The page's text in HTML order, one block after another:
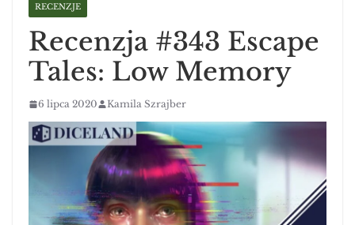
RECENZJE
Recenzja #343 Escape
Tales: Low Memory
6 lipca 2020 Kamila Szrajber